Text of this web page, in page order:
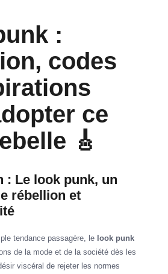
:
codes
ce
🎸
: Le look punk, un
rébellion et
tendance passagère, le look punk
de la mode et de la société dès les
viscéral de rejeter les normes